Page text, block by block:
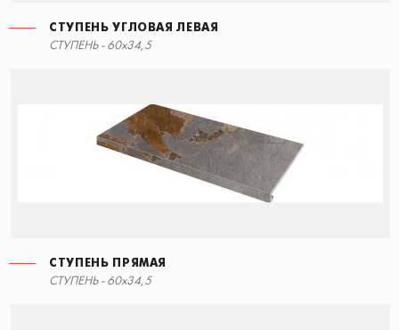
СТУПЕНЬ УГЛОВАЯ ЛЕВАЯ
СТУПЕНЬ - 60x34,5
СТУПЕНЬ ПРЯМАЯ
СТУПЕНЬ - 60x34,5